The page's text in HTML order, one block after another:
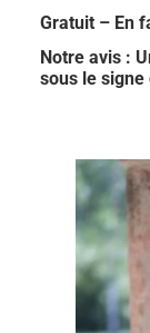
Gratuit – En
Notre avis :
sous le